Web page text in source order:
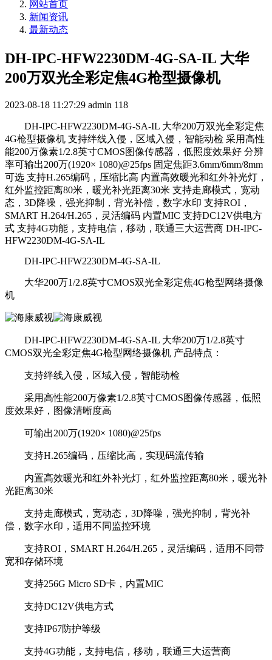
网站首页
新闻资讯
最新动态
DH-IPC-HFW2230DM-4G-SA-IL 大华
200万双光全彩定焦4G枪型摄像机
2023-08-18 11:27:29 admin 118
DH-IPC-HFW2230DM-4G-SA-IL 大华200万双光全彩定焦
4G枪型摄像机 支持绊线入侵，区域入侵，智能动检 采用高性
能200万像素1/2.8英寸CMOS图像传感器，低照度效果好 分辨
率可输出200万(1920× 1080)@25fps 固定焦距3.6mm/6mm/8mm
可选 支持H.265编码，压缩比高 内置高效暖光和红外补光灯，
红外监控距离80米，暖光补光距离30米 支持走廊模式，宽动
态，3D降噪，强光抑制，背光补偿，数字水印 支持ROI，
SMART H.264/H.265，灵活编码 内置MIC 支持DC12V供电方
式 支持4G功能，支持电信，移动，联通三大运营商 DH-IPC-
HFW2230DM-4G-SA-IL
DH-IPC-HFW2230DM-4G-SA-IL
大华200万1/2.8英寸CMOS双光全彩定焦4G枪型网络摄像
机
DH-IPC-HFW2230DM-4G-SA-IL 大华200万1/2.8英寸
CMOS双光全彩定焦4G枪型网络摄像机 产品特点：
支持绊线入侵，区域入侵，智能动检
采用高性能200万像素1/2.8英寸CMOS图像传感器，低照
度效果好，图像清晰度高
可输出200万(1920× 1080)@25fps
支持H.265编码，压缩比高，实现码流传输
内置高效暖光和红外补光灯，红外监控距离80米，暖光补
光距离30米
支持走廊模式，宽动态，3D降噪，强光抑制，背光补
偿，数字水印，适用不同监控环境
支持ROI，SMART H.264/H.265，灵活编码，适用不同带
宽和存储环境
支持256G Micro SD卡，内置MIC
支持DC12V供电方式
支持IP67防护等级
支持4G功能，支持电信，移动，联通三大运营商